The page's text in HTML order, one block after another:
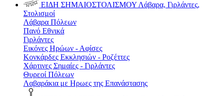
ΕΙΔΗ ΣΗΜΑΙΟΣΤΟΛΙΣΜΟΥ Λάβαρα, Γιρλάντες,
Στολισμοί
Λάβαρα Πόλεων
Πανό Εθνικά
Γιρλάντες
Εικόνες Ηρώων - Αφίσες
Κονκάρδες Εκκλησιών - Ροζέττες
Χάρτινες Σημαίες - Γιρλάντες
Θυρεοί Πόλεων
Λαβαράκια με Ηρωες της Επανάστασης